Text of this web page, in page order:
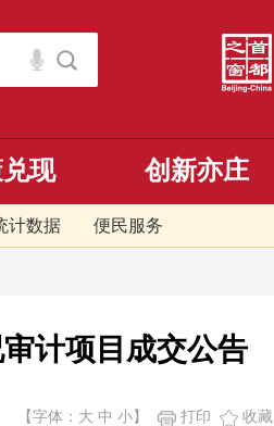
计数据 便民服务
现 创新亦庄
计项目成交公告
【字体： 大 中 小 】 打印 收藏